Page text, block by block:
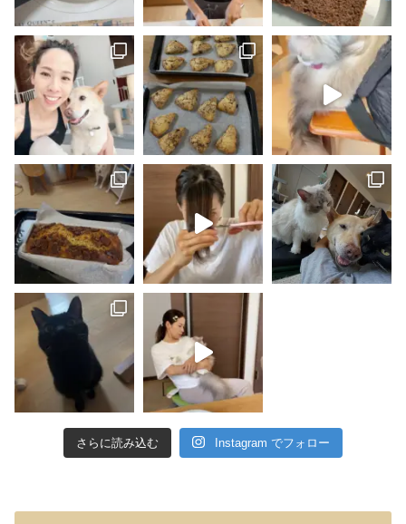
さらに読み込む Instagram でフォロー